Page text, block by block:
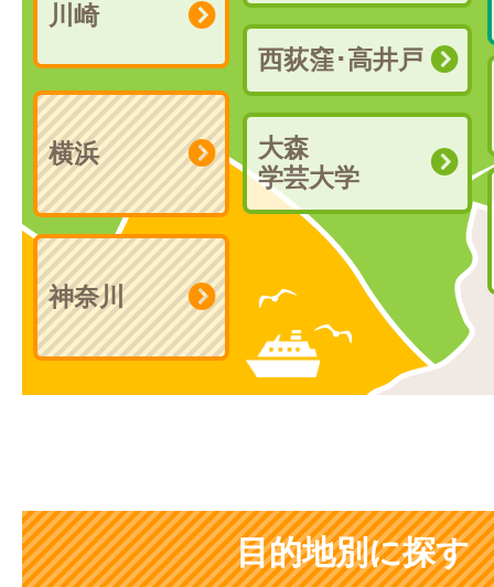
神奈川
西荻窪･高井戸
大森
学芸大学
川崎
横浜
目的地別に探す